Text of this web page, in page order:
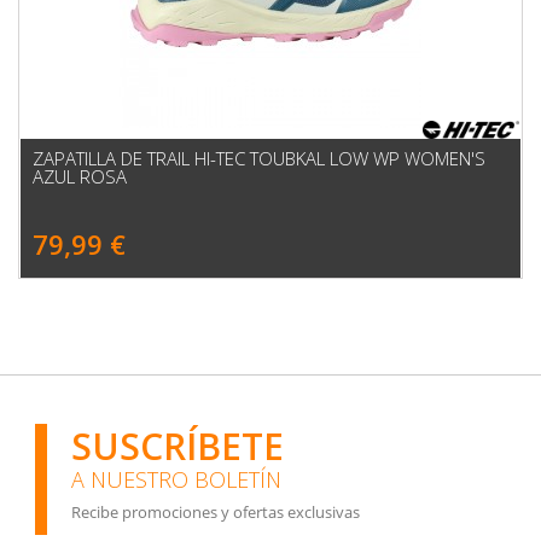
ZAPATILLA DE TRAIL HI-TEC TOUBKAL LOW WP WOMEN'S
AZUL ROSA
79,99 €
SUSCRÍBETE
A NUESTRO BOLETÍN
Recibe promociones y ofertas exclusivas